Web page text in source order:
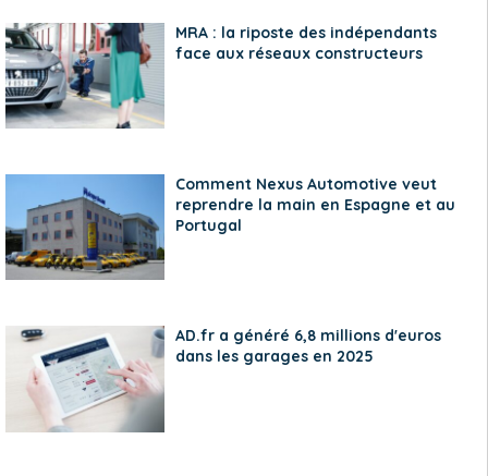
MRA : la riposte des indépendants
face aux réseaux constructeurs
Comment Nexus Automotive veut
reprendre la main en Espagne et au
Portugal
AD.fr a généré 6,8 millions d'euros
dans les garages en 2025